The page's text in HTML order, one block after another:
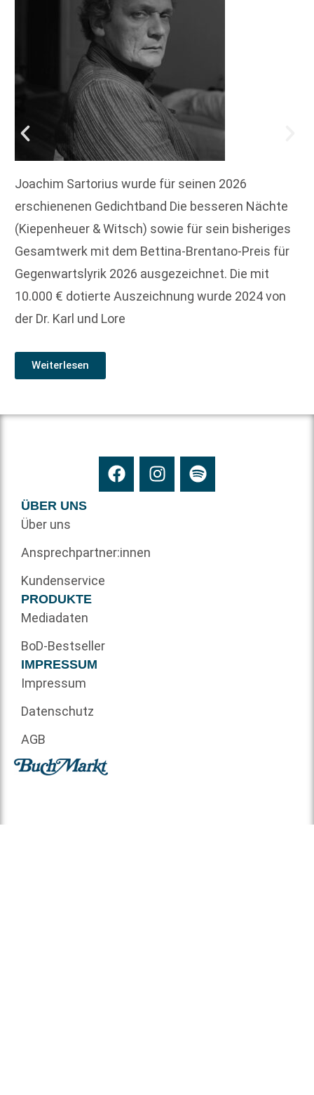
Joachim Sartorius wurde für seinen 2026
erschienenen Gedichtband Die besseren Nächte
(Kiepenheuer & Witsch) sowie für sein bisheriges
Gesamtwerk mit dem Bettina-Brentano-Preis für
Gegenwartslyrik 2026 ausgezeichnet. Die mit
10.000 € dotierte Auszeichnung wurde 2024 von
der Dr. Karl und Lore
Weiterlesen
ÜBER UNS
Über uns
Ansprechpartner:innen
Kundenservice
PRODUKTE
Mediadaten
BoD-Bestseller
IMPRESSUM
Impressum
Datenschutz
AGB